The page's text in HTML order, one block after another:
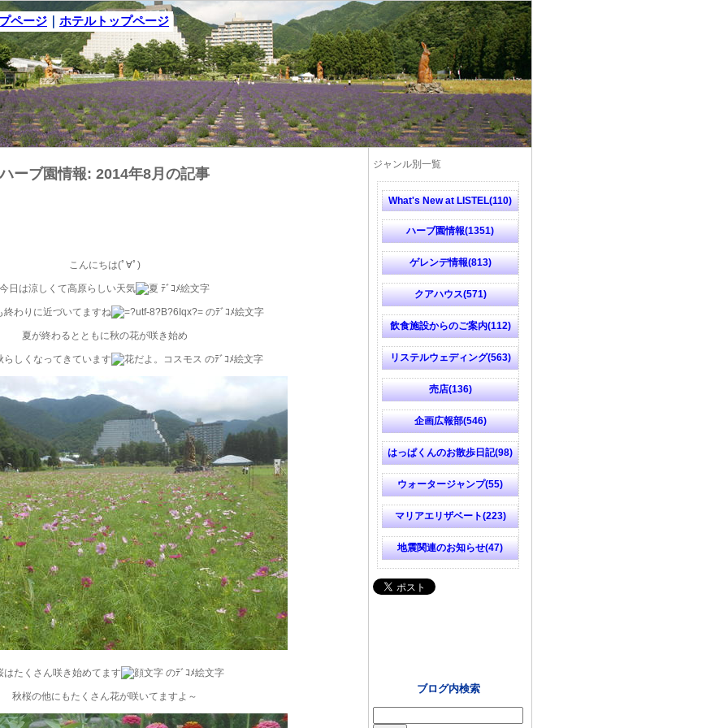
ページ ｜ ホテルトップページ
ジャンル別一覧
What's New at LISTEL(110)
ハーブ園情報(1351)
ゲレンデ情報(813)
クアハウス(571)
飲食施設からのご案内(112)
リステルウェディング(563)
売店(136)
企画広報部(546)
はっぱくんのお散歩日記(98)
ウォータージャンプ(55)
マリアエリザベート(223)
地震関連のお知らせ(47)
ブログ内検索
ハーブ園情報: 2014年8月の記事
こんにちは(ﾟ∀ﾟ)
今日は涼しくて高原らしい天気
終わりに近づいてますね
夏が終わるとともに秋の花が咲き始め
らしくなってきています
はたくさん咲き始めてます
秋桜の他にもたくさん花が咲いてますよ～